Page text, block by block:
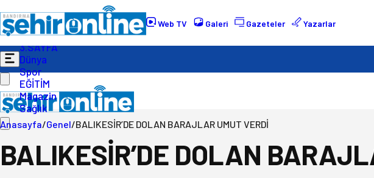
Web TV Galeri Gazeteler Yazarlar
Gündem
Ekonomi
Politika
3.SAYFA
Dünya
Spor
EĞİTİM
Magazin
Sağlık
Anasayfa/Genel/BALIKESİR’DE DOLAN BARAJLAR UMUT VERDİ
BALIKESİR’DE DOLAN